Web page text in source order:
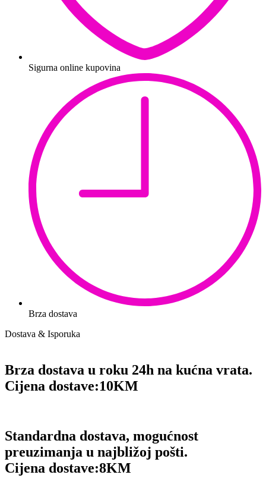
Sigurna online kupovina
Brza dostava
Dostava & Isporuka
Brza dostava u roku 24h na kućna vrata.
Cijena dostave:10KM
Standardna dostava, mogućnost
preuzimanja u najbližoj pošti.
Cijena dostave:8KM